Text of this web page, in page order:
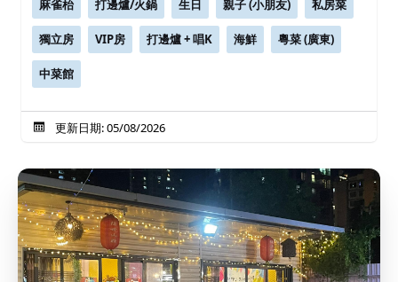
麻雀枱 打邊爐/火鍋 生日 親子 (小朋友) 私房菜
獨立房 VIP房 打邊爐 + 唱K 海鮮 粵菜 (廣東)
中菜館
更新日期: 05/08/2026